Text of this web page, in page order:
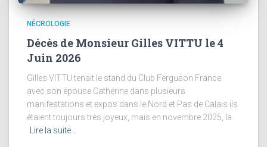
NÉCROLOGIE
Décès de Monsieur Gilles VITTU le 4
Juin 2026
Gilles VITTU tenait le stand du Club Ferguson France
avec son épouse Catherine dans plusieurs
manifestations et expos dans le Nord et Pas de Calais ils
étaient toujours très joyeux, mais en novembre 2025, la
Lire la suite…